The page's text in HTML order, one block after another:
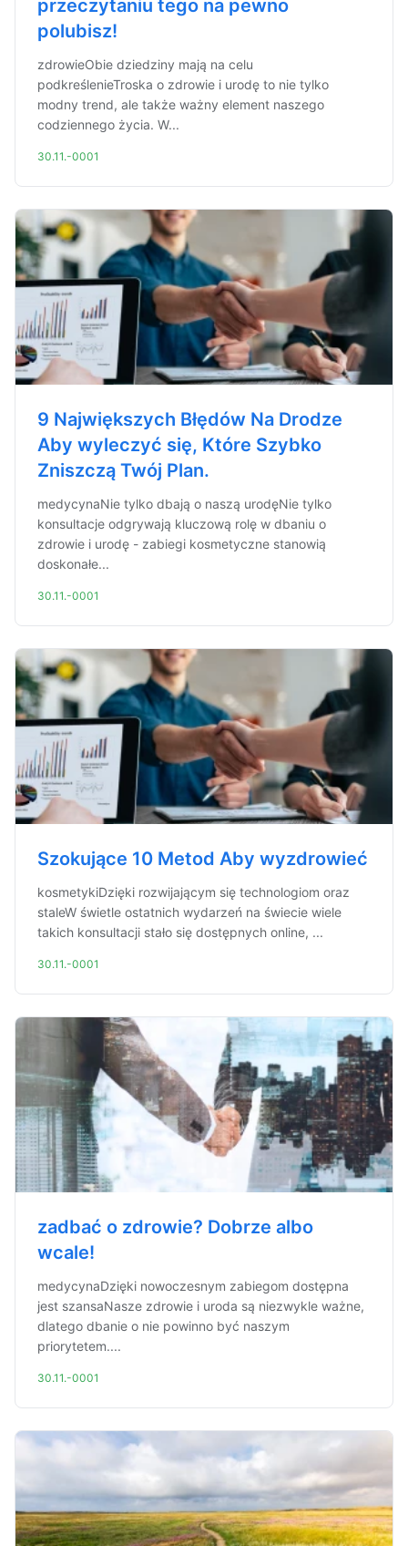
przeczytaniu tego na pewno
polubisz!
zdrowieObie dziedziny mają na celu
podkreślenieTroska o zdrowie i urodę to nie tylko
modny trend, ale także ważny element naszego
codziennego życia. W...
30.11.-0001
9 Największych Błędów Na Drodze
Aby wyleczyć się, Które Szybko
Zniszczą Twój Plan.
medycynaNie tylko dbają o naszą urodęNie tylko
konsultacje odgrywają kluczową rolę w dbaniu o
zdrowie i urodę - zabiegi kosmetyczne stanowią
doskonałe...
30.11.-0001
Szokujące 10 Metod Aby wyzdrowieć
kosmetykiDzięki rozwijającym się technologiom oraz
staleW świetle ostatnich wydarzeń na świecie wiele
takich konsultacji stało się dostępnych online, ...
30.11.-0001
zadbać o zdrowie? Dobrze albo
wcale!
medycynaDzięki nowoczesnym zabiegom dostępna
jest szansaNasze zdrowie i uroda są niezwykle ważne,
dlatego dbanie o nie powinno być naszym
priorytetem....
30.11.-0001